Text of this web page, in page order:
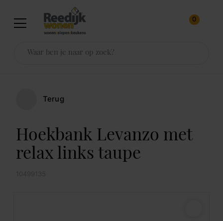
0
Terug
Hoekbank Levanzo met
relax links taupe